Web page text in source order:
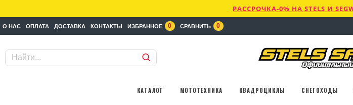
РАССРОЧКА-0% НА STELS И
О НАС ОПЛАТА ДОСТАВКА КОНТАКТЫ ИЗБРАННОЕ 0 СРАВНИТЬ 0
КАТАЛОГ МОТОТЕХНИКА КВАДРОЦИКЛЫ СНЕГОХОДЫ